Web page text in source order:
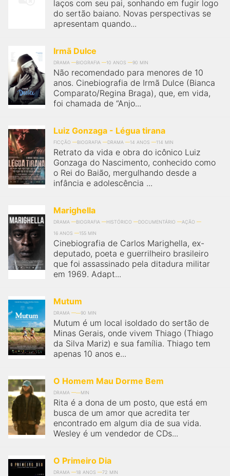
laços com seu pai, sonhando em fugir logo
do sertão baiano. Novas perspectivas se
apresentam quando...
Irmã Dulce
DRAMA BIOGRAFIA 10 ANOS 90 MIN
Não recomendado para menores de 10
anos. Cinebiografia de Irmã Dulce (Bianca
Comparato/Regina Braga), que, em vida,
foi chamada de “Anjo...
Luiz Gonzaga - Légua tirana
FICÇÃO BIOGRAFIA DRAMA 14 ANOS 114 MIN
Retrato da vida e obra do icônico Luiz
Gonzaga do Nascimento, conhecido como
o Rei do Baião, mergulhando desde a
infância e adolescência ...
Marighella
DRAMA BIOGRAFIA HISTÓRICO DOCUMENTÁRIO
AÇÃO
16 ANOS
155 MIN
Cinebiografia de Carlos Marighella, ex-
deputado, poeta e guerrilheiro brasileiro
que foi assassinado pela ditadura militar
em 1969. Adapt...
Mutum
DRAMA 90 MIN
Mutum é um local isoldado do sertão de
Minas Gerais, onde vivem Thiago (Thiago
da Silva Mariz) e sua família. Thiago tem
apenas 10 anos e...
O Homem Mau Dorme Bem
DRAMA MIN
Rita é a dona de um posto, que está em
busca de um amor que acredita ter
encontrado em algum dia de sua vida.
Wesley é um vendedor de CDs...
O Primeiro Dia
DRAMA 18 ANOS 72 MIN